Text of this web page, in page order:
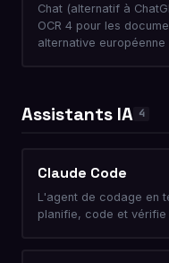
Chat (alternatif à
OCR 4 pour les
alternative européenne
Assistants IA 4
Claude Code
L'agent de codage en
planifie, code et vérifie